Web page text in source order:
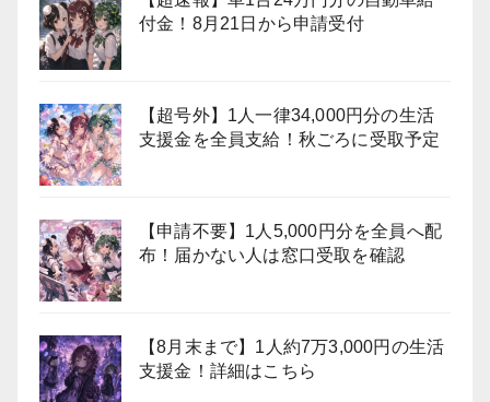
付金！8月21日から申請受付
【超号外】1人一律34,000円分の生活
支援金を全員支給！秋ごろに受取予定
【申請不要】1人5,000円分を全員へ配
布！届かない人は窓口受取を確認
【8月末まで】1人約7万3,000円の生活
支援金！詳細はこちら